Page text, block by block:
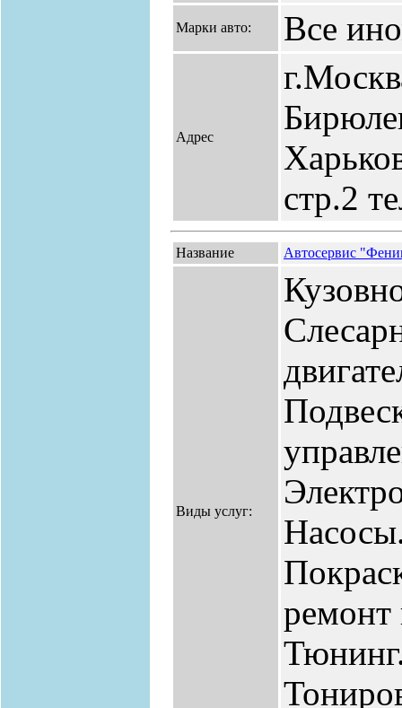
Марки авто: Все
Адрес
стр.2
Название Автосервис
Виды услуг:
ремонт